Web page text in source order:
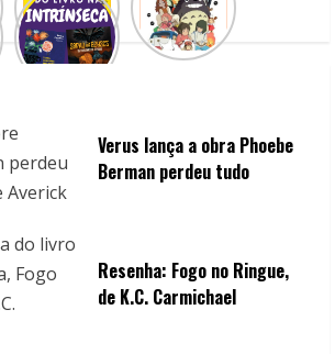
Verus lança a obra Phoebe
Berman perdeu tudo
Resenha: Fogo no Ringue,
de K.C. Carmichael